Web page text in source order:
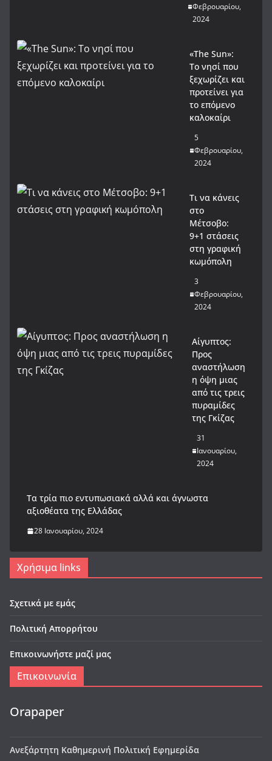
Φεβρουαρίου,
2024
«The Sun»:
Το νησί που
ξεχωρίζει και
προτείνει για
το επόμενο
καλοκαίρι
5
Φεβρουαρίου,
2024
Τι να κάνεις
στο
Μέτσοβο:
9+1 στάσεις
στη γραφική
κωμόπολη
3
Φεβρουαρίου,
2024
Αίγυπτος:
Προς
αναστήλωση
η όψη μιας
από τις τρεις
πυραμίδες
της Γκίζας
31
Ιανουαρίου,
2024
Tα τρία πιο εντυπωσιακά αλλά και άγνωστα
αξιοθέατα της Ελλάδας
28 Ιανουαρίου, 2024
Χρήσιμα links
Σχετικά με εμάς
Πολιτική Απορρήτου
Επικοινωνήστε μαζί μας
Επικοινωνία
Orapaper
Ανεξάρτητη Καθημερινή Πολιτική Εφημερίδα